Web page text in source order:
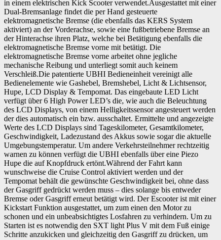
in einem elektrischen Kick Scooter verwendet.Ausgestattet mit einer
Dual-Bremsanlage findet die per Hand gesteuerte
elektromagnetische Bremse (die ebenfalls das KERS System
aktiviert) an der Vorderachse, sowie eine fußbetriebene Bremse an
der Hinterachse ihren Platz, welche bei Betätigung ebenfalls die
elektromagnetische Bremse vorne mit betätigt. Die
elektromagnetische Bremse vorne arbeitet ohne jegliche
mechanische Reibung und unterliegt somit auch keinem
Verschleiß.Die patentierte UBHI Bedieneinheit vereinigt alle
Bedienelemente wie Gashebel, Bremshebel, Licht & Lichtsensor,
Hupe, LCD Display & Tempomat. Das eingebaute LED Licht
verfügt über 6 High Power LED’s die, wie auch die Beleuchtung
des LCD Displays, von einem Helligkeitssensor angesteuert werden
der dies automatisch ein bzw. ausschaltet. Ermittelte und angezeigte
Werte des LCD Displays sind Tageskilometer, Gesamtkilometer,
Geschwindigkeit, Ladezustand des Akkus sowie sogar die aktuelle
Umgebungstemperatur. Um andere Verkehrsteilnehmer rechtzeitig
warnen zu können verfügt die UBHI ebenfalls über eine Piezo
Hupe die auf Knopfdruck ertönt.Während der Fahrt kann
wunschweise die Cruise Control aktiviert werden und der
Tempomat behält die gewünschte Geschwindigkeit bei, ohne dass
der Gasgriff gedrückt werden muss – dies solange bis entweder
Bremse oder Gasgriff erneut betätigt wird. Der Escooter ist mit einer
Kickstart Funktion ausgestattet, um zum einen den Motor zu
schonen und ein unbeabsichtigtes Losfahren zu verhindern. Um zu
Starten ist es notwendig den SXT light Plus V mit dem Fuß einige
Schritte anzukicken und gleichzeitig den Gasgriff zu drücken, um